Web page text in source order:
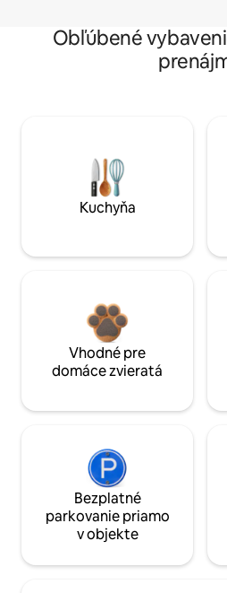
Obľúbené
Kuchyňa
Vhodné pre
domáce zvieratá
Bezplatné
parkovanie priamo
v objekte